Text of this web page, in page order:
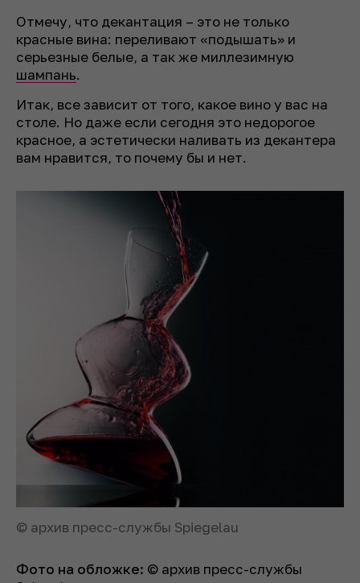
Отмечу, что декантация – это не только
красные вина: переливают «подышать» и
серьезные белые, а так же миллезимную
шампань.
Итак, все зависит от того, какое вино у вас на
столе. Но даже если сегодня это недорогое
красное, а эстетически наливать из декантера
вам нравится, то почему бы и нет.
© архив пресс-службы Spiegelau
Фото на обложке: © архив пресс-службы